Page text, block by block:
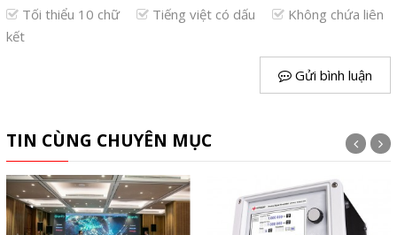
Tối thiểu 10 chữ Tiếng việt có dấu
Không chứa liên
kết
Gửi bình luận
TIN CÙNG CHUYÊN MỤC